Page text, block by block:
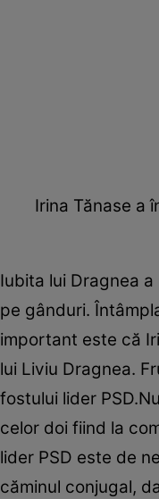
Irina Tănase a
Iubita lui Dragnea
pe gânduri.
important este că
lui Liviu Dragnea.
fostului lider
celor doi fiind la
lider PSD este de
căminul conjugal,